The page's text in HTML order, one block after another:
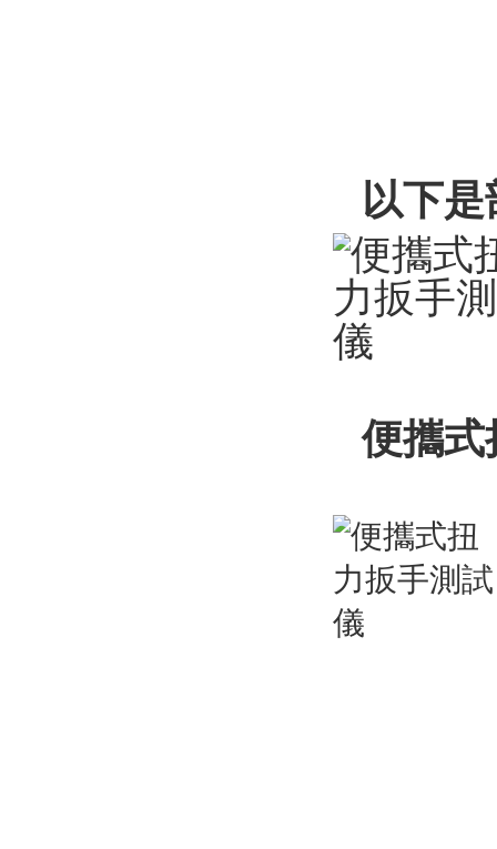
以下
便攜式